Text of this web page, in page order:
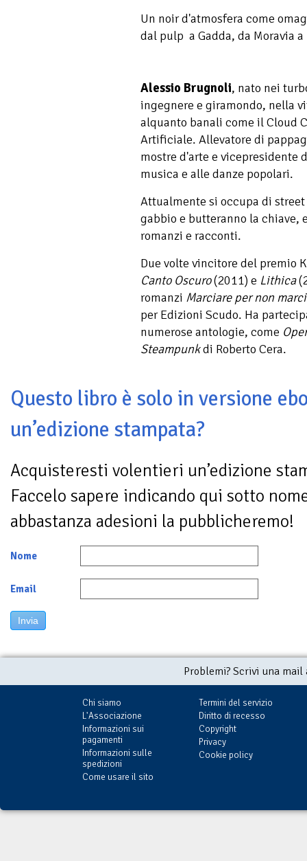
Un noir d'atmosfera come
dal pulp a Gadda, da Moravia
Alessio Brugnoli, nato nei
ingegnere e giramondo, nella
alquanto banali come il Cloud
Artificiale. Allevatore di
mostre d'arte e vicepresidente
musica e alle danze popolari.
Attualmente si occupa di
gabbio e butteranno la chiave,
romanzi e racconti.
Due volte vincitore del premio
Canto Oscuro(2011) e Lithica
romanzi Marciare per non
per Edizioni Scudo. Ha
numerose antologie, come
Steampunkdi Roberto Cera.
Questo libro è solo in versione
un’edizione stampata?
Acquisteresti volentieri un’edizione
Faccelo sapere indicando qui sotto
abbastanza adesioni la pubblicheremo!
Nome
Email
Invia
Problemi? Scrivi una
Chi siamo
L'Associazione
Informazioni sui
pagamenti
Informazioni sulle
spedizioni
Come usare il sito
Termini del servizio
Diritto di recesso
Copyright
Privacy
Cookie policy